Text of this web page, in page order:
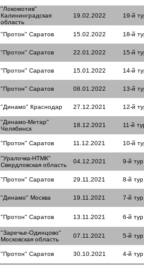
"Локомотив"
Калининградская
область
19.02.2022 19-й
"Протон" Саратов 15.02.2022 18-й
"Протон" Саратов 22.01.2022 15-й
"Протон" Саратов 15.01.2022 14-й
"Протон" Саратов 08.01.2022 13-й
"Динамо" Краснодар 27.12.2021 12-й
"Динамо-Метар"
Челябинск
18.12.2021 11-й
"Протон" Саратов 11.12.2021 10-й
"Уралочка-НТМК"
Свердловская область
04.12.2021 9-й тур
"Протон" Саратов 29.11.2021 8-й тур
"Динамо" Москва 19.11.2021 7-й тур
"Протон" Саратов 13.11.2021 6-й тур
"Заречье-Одинцово"
Московская область
07.11.2021 5-й тур
"Протон" Саратов 30.10.2021 4-й тур